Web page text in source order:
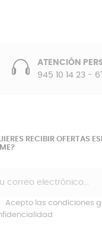
ATENCIÓN
945 10 14 23 -
RECIBIR OFERTAS
Acepto las condiciones